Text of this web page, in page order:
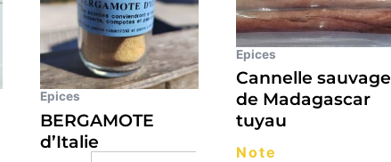
Epices
BERGAMOTE
d’Italie
Epices
Cannelle sauvage
de Madagascar
tuyau
Note